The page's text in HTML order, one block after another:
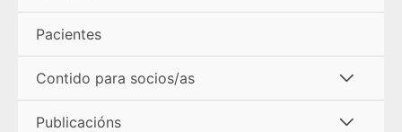
Pacientes
Contido para socios/as
menú
Publicacións